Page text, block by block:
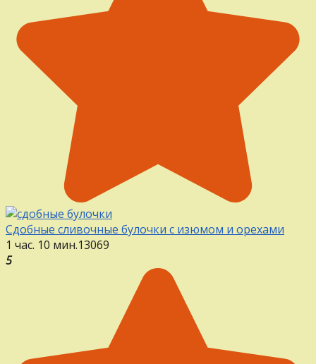
Сдобные сливочные булочки с изюмом и орехами
1 час. 10 мин.13069
5